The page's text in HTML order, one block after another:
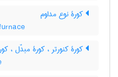
کورۀ نوع مداوم
کورۀ کنورتر ، کورۀ مبدّل ،